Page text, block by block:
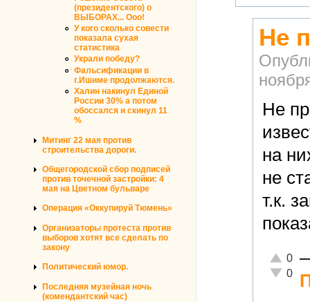
(президентского) о
ВЫБОРАХ... Ооо!
У кого сколько совести
показала сухая
статистика
Украли победу?
Фальсификации в
г.Ишиме продолжаются.
Халин накинул Единой
России 30% а потом
обоссался и скинул 11
%
Митинг 22 мая против
строительства дороги.
Общегородской сбор подписей
против точечной застройки: 4
мая на Цветном бульваре
Операция «Оккупируй Тюмень»
Организаторы протеста против
выборов хотят все сделать по
закону
Политический юмор.
Последняя музейная ночь
(комендантский час)
Не
Не
на
не
т.к.
Отлично!
0
0